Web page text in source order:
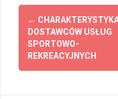
Post
navigation
←
DOSTAWCÓW USŁUG
SPORTOWO-
REKREACYJNYCH